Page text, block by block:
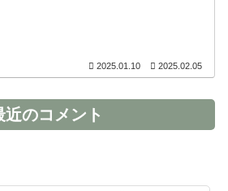
2025.01.10 2025.02.05
近のコメント